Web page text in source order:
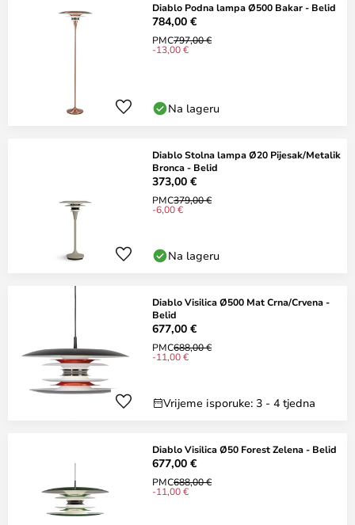
Diablo Podna lampa Ø500 Bakar - Belid
784,00 €
PMC797,00 €
-13,00 €
Na lageru
Diablo Stolna lampa Ø20 Pijesak/Metalik
Bronca - Belid
373,00 €
PMC379,00 €
-6,00 €
Na lageru
Diablo Visilica Ø500 Mat Crna/Crvena -
Belid
677,00 €
PMC688,00 €
-11,00 €
Vrijeme isporuke: 3 - 4 tjedna
Diablo Visilica Ø50 Forest Zelena - Belid
677,00 €
PMC688,00 €
-11,00 €